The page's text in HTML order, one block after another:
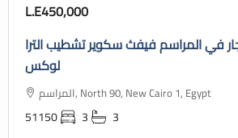
L.E450,000
في المراسم فيفث سكوير تشطيب الترا
لوكس
المراسم, North 90, New Cairo 1, Egypt
51150 3 3